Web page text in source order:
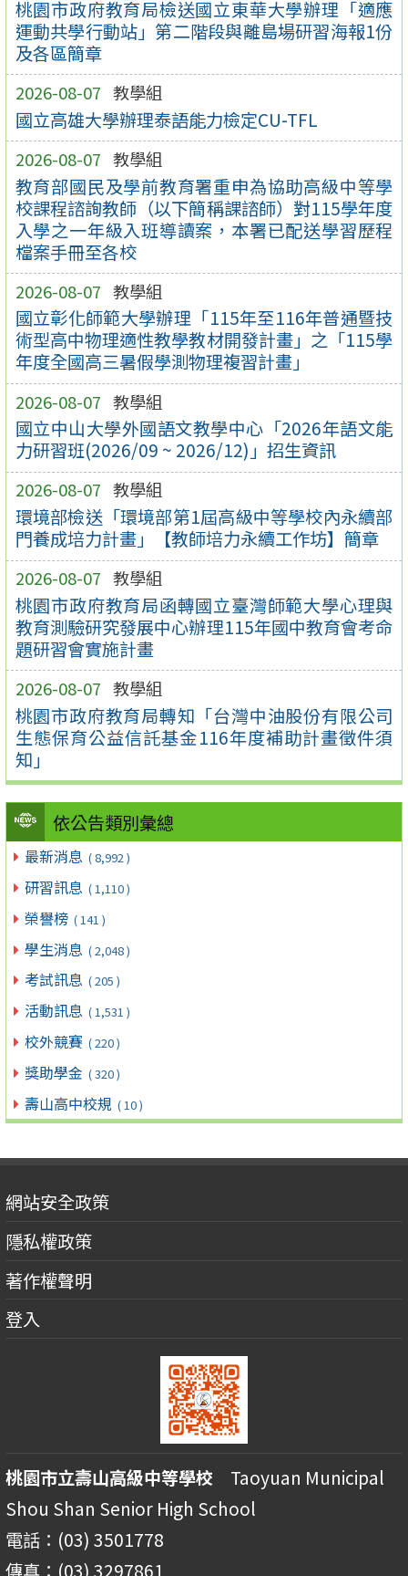
桃園市政府教育局檢送國立東華大學辦理「適應
運動共學行動站」第二階段與離島場研習海報1份
及各區簡章
2026-08-07 教學組
國立高雄大學辦理泰語能力檢定CU-TFL
2026-08-07 教學組
教育部國民及學前教育署重申為協助高級中等學
校課程諮詢教師（以下簡稱課諮師）對115學年度
入學之一年級入班導讀案，本署已配送學習歷程
檔案手冊至各校
2026-08-07 教學組
國立彰化師範大學辦理「115年至116年普通暨技
術型高中物理適性教學教材開發計畫」之「115學
年度全國高三暑假學測物理複習計畫」
2026-08-07 教學組
國立中山大學外國語文教學中心「2026年語文能
力研習班(2026/09 ~ 2026/12)」招生資訊
2026-08-07 教學組
環境部檢送「環境部第1屆高級中等學校內永續部
門養成培力計畫」【教師培力永續工作坊】簡章
2026-08-07 教學組
桃園市政府教育局函轉國立臺灣師範大學心理與
教育測驗研究發展中心辦理115年國中教育會考命
題研習會實施計畫
2026-08-07 教學組
桃園市政府教育局轉知「台灣中油股份有限公司
生態保育公益信託基金116年度補助計畫徵件須
知」
依公告類別彙總
最新消息 ( 8,992 )
研習訊息 ( 1,110 )
榮譽榜 ( 141 )
學生消息 ( 2,048 )
考試訊息 ( 205 )
活動訊息 ( 1,531 )
校外競賽 ( 220 )
獎助學金 ( 320 )
壽山高中校規 ( 10 )
網站安全政策
隱私權政策
著作權聲明
登入
桃園市立壽山高級中等學校 Taoyuan Municipal
Shou Shan Senior High School
電話：(03) 3501778